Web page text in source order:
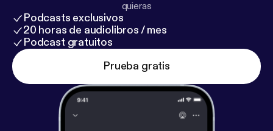
quieras
Podcasts exclusivos
20 horas de audiolibros / mes
Podcast gratuitos
Prueba gratis